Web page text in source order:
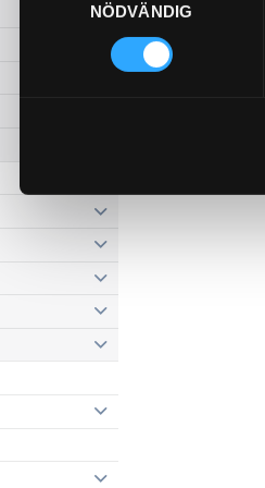
NÖDVÄNDIG
Pris exkl.